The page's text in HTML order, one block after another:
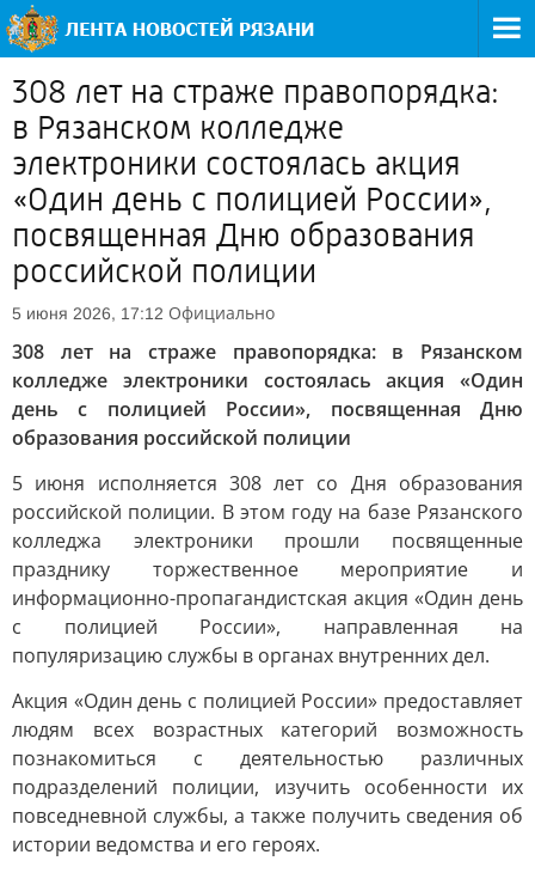
308 лет на страже правопорядка:
в Рязанском колледже
электроники состоялась акция
«Один день с полицией России»,
посвященная Дню образования
российской полиции
5 июня 2026, 17:12 Официально
308 лет на страже правопорядка: в Рязанском
колледже электроники состоялась акция «Один
день с полицией России», посвященная Дню
образования российской полиции
5 июня исполняется 308 лет со Дня образования
российской полиции. В этом году на базе Рязанского
колледжа электроники прошли посвященные
празднику торжественное мероприятие и
информационно-пропагандистская акция «Один день
с полицией России», направленная на
популяризацию службы в органах внутренних дел.
Акция «Один день с полицией России» предоставляет
людям всех возрастных категорий возможность
познакомиться с деятельностью различных
подразделений полиции, изучить особенности их
повседневной службы, а также получить сведения об
истории ведомства и его героях.